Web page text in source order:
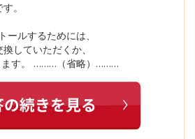
。
ルするためには、
していただくか、
ます。 ………（省略）………